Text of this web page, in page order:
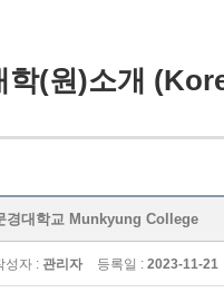
학(원)소개
경대학교 Munkyung College
성자 : 관리자 등록일 : 2023-11-21